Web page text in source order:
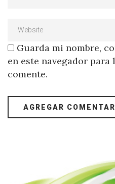
Guarda mi nombre,
en este navegador para
comente.